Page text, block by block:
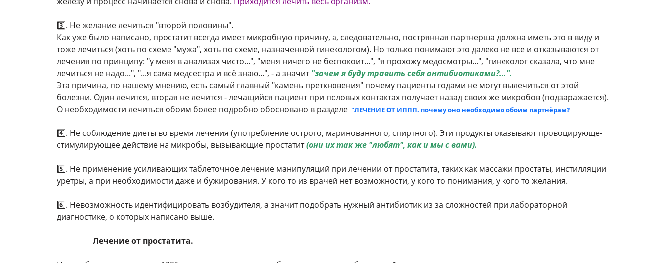
3️⃣. Не желание лечиться "второй половины".
Как уже было написано, простатит всегда имеет микробную причину, а, следовательно, пострянная партнерша должна иметь это в виду и
тоже лечиться (хоть по схеме "мужа", хоть по схеме, назначенной гинекологом). Но только понимают это далеко не все и отказываются от
лечения по принципу: "у меня в анализах чисто...", "меня ничего не беспокоит...", "я прохожу медосмотры...", "гинеколог сказала, что мне
лечиться не надо...", "...я сама медсестра и всё знаю...", - а значит"зачем я буду травить себя антибиотиками?...".
Эта причина, по нашему мнению, есть самый главный "камень преткновения" почему пациенты годами не могут вылечиться от этой
болезни. Один лечится, вторая не лечится - лечащийся пациент при половых контактах получает назад своих же микробов (подзаражается).
О необходимости лечиться обоим более подробно обосновано в разделе "ЛЕЧЕНИЕ ОТ ИППП. почему оно необходимо обоим партнёрам?
4️⃣. Не соблюдение диеты во время лечения (употребление острого, маринованного, спиртного). Эти продукты оказывают провоцирующе-
стимулирующее действие на микробы, вызывающие простатит(они их так же "любят", как и мы с вами).
5️⃣. Не применение усиливающих таблеточное лечение манипуляций при лечении от простатита, таких как массажи простаты, инстилляции
уретры, а при необходимости даже и бужирования. У кого то из врачей нет возможности, у кого то понимания, у кого то желания.
6️⃣. Невозможность идентифицировать возбудителя, а значит подобрать нужный антибиотик из за сложностей при лабораторной
диагностике, о которых написано выше.
Лечение от простатита.